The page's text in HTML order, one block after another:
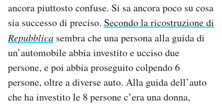
Area Personale
Newsletter
Notifiche mobile
Regala il Post
Hai bisogno di aiuto?
ancora piuttosto confuse. Si sa ancora poco su cosa
sia successo di preciso. Secondo la ricostruzione di
Repubblica sembra che una persona alla guida di
un’automobile abbia investito e ucciso due
persone, e poi abbia proseguito colpendo 6
persone, oltre a diverse auto. Alla guida dell’auto
che ha investito le 8 persone c’era una donna,